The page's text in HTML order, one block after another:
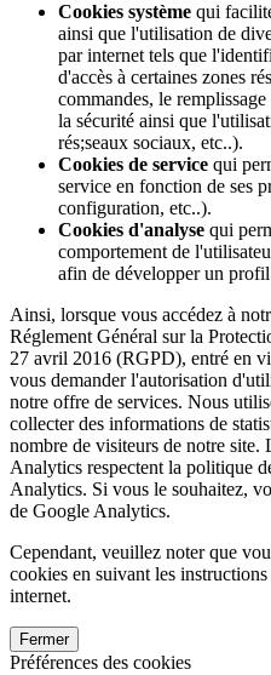
Cookies système qui
ainsi que l'utilisation de
par internet tels que
d'accès à certaines zones
commandes, le
la sécurité ainsi que
rés;seaux sociaux, etc..).
Cookies de service qui
service en fonction de ses
configuration, etc..).
Cookies d'analyse qui
comportement de
afin de développer un
Ainsi, lorsque vous accédez à
Réglement Général sur la
27 avril 2016 (RGPD), entré en
vous demander l'autorisation
notre offre de services. Nous
collecter des informations de
nombre de visiteurs de notre site.
Analytics respectent la politique
Analytics. Si vous le souhaitez,
de Google Analytics.
Cependant, veuillez noter que
cookies en suivant les
internet.
Fermer
Préférences des cookies